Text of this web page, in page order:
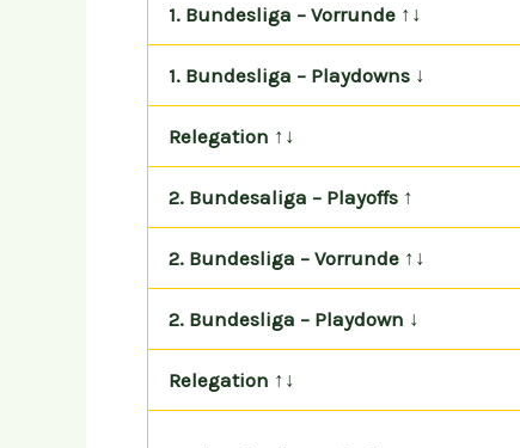
1. Bundesliga – Vorrunde ↑↓
1. Bundesliga – Playdowns ↓
Relegation ↑↓
2. Bundesaliga – Playoffs ↑
2. Bundesliga – Vorrunde ↑↓
2. Bundesliga – Playdown ↓
Relegation ↑↓